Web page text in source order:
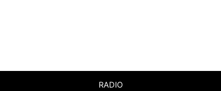
RADIO